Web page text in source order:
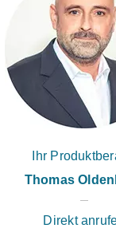
Ihr
Thomas
Direkt